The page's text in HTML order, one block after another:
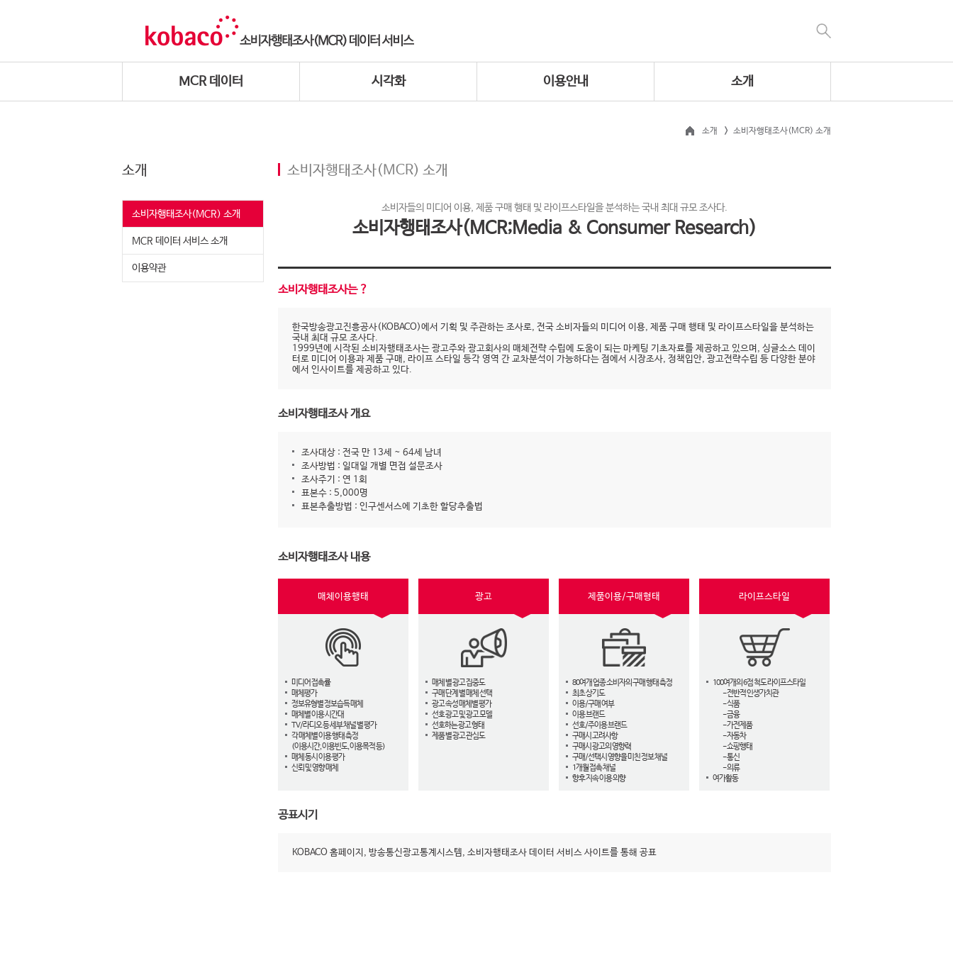
MCR 데이터 시각화 이용안내 소개
소개 소비자행태조사(MCR) 소개
소개
소비자행태조사(MCR) 소개
MCR 데이터 서비스 소개
이용약관
소비자행태조사(MCR) 소개
소비자들의 미디어 이용, 제품 구매 행태 및 라이프스타일을 분석하는 국내 최대 규모 조사다.
소비자행태조사(MCR;Media & Consumer Research)
소비자행태조사는 ?
한국방송광고진흥공사(KOBACO)에서 기획 및 주관하는 조사로, 전국 소비자들의 미디어 이용, 제품 구매 행태 및 라이프스타일을 분석하는
국내 최대 규모 조사다.
1999년에 시작된 소비자행태조사는 광고주와 광고회사의 매체전략 수립에 도움이 되는 마케팅 기초자료를 제공하고 있으며, 싱글소스 데이
터로 미디어 이용과 제품 구매, 라이프 스타일 등각 영역 간 교차분석이 가능하다는 점에서 시장조사, 정책입안, 광고전략수립 등 다양한 분야
에서 인사이트를 제공하고 있다.
소비자행태조사 개요
조사대상 : 전국 만 13세 ~ 64세 남녀
조사방법 : 일대일 개별 면접 설문조사
조사주기 : 연 1회
표본수 : 5,000명
표본추출방법 : 인구센서스에 기초한 할당추출법
소비자행태조사 내용
매체이용행태
미디어 접촉률
매체평가
정보유형별 정보습득 매체
매체별 이용 시간대
TV/라디오 등 세부 채널 별 평가
각 매체별 이용 행태 측정
(이용시간, 이용빈도, 이용목적 등)
매체 동시 이용 평가
신뢰 및 영향 매체
광고
매체 별 광고 집중도
구매 단계 별 매체 선택
광고 속성 매체별 평가
선호 광고 및 광고 모델
선호하는 광고 형태
제품 별 광고 관심도
제품이용/구매형태
80여개 업종 소비자의 구매 행태 측정
최초 상기도
이용/구매 여부
이용 브랜드
선호/주이용 브랜드
구매시 고려사항
구매시 광고의 영향력
구매/선택시 영향을 미친 정보 채널
1개월 접촉 채널
향후 지속 이용 의향
라이프스타일
100여개의 6점 척도 라이프스타일
- 전반적 인생가치관
- 식품
- 금융
- 가전제품
- 자동차
- 쇼핑행태
- 통신
- 의류
여가활동
공표시기
KOBACO 홈페이지, 방송통신광고통계시스템, 소비자행태조사 데이터 서비스 사이트를 통해 공표